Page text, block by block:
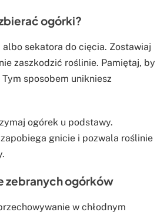
ogórki?
albo sekatora do cięcia. Zostawiaj
zaszkodzić roślinie. Pamiętaj, by
sposobem unikniesz
ogórek u podstawy.
gnicie i pozwala roślinie
zebranych ogórków
w chłodnym